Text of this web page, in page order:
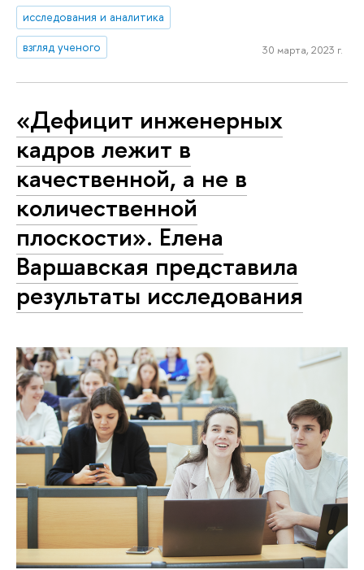
исследования и аналитика
взгляд ученого
30 марта, 2023 г.
«Дефицит инженерных
кадров лежит в
качественной, а не в
количественной
плоскости». Елена
Варшавская представила
результаты исследования